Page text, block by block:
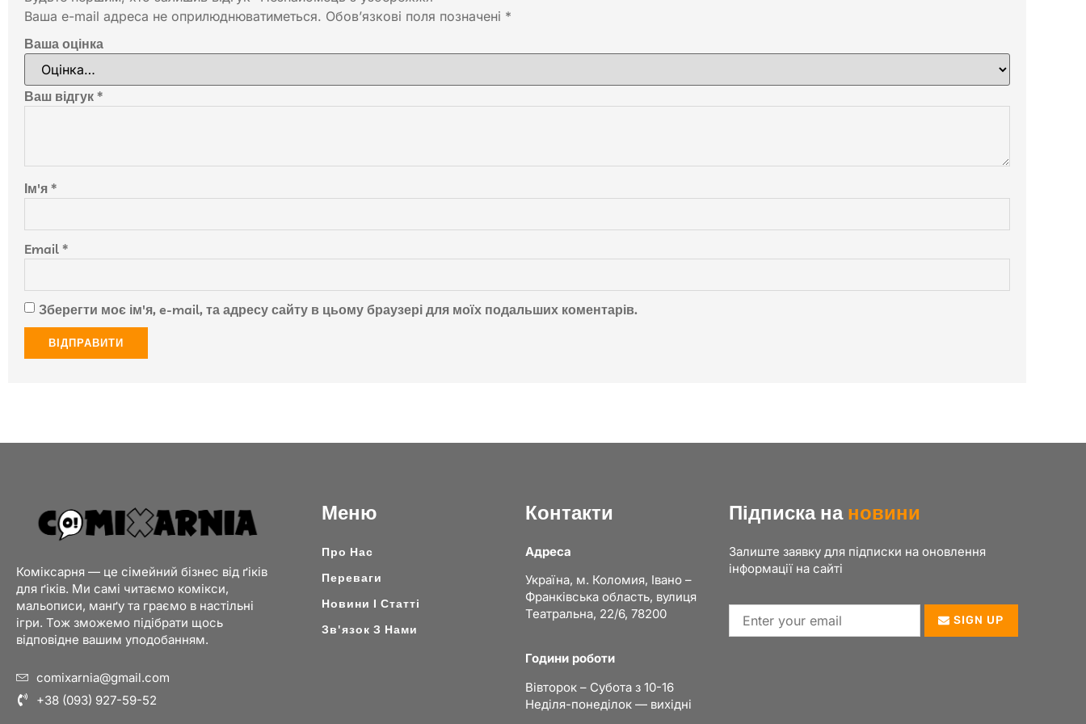
Ваша e-mail адреса не оприлюднюватиметься. Обов’язкові поля позначені *
Ваша оцінка
Ваш відгук *
Ім'я *
Email *
Зберегти моє ім'я, e-mail, та адресу сайту в цьому браузері для моїх подальших коментарів.
Коміксарня — це сімейний бізнес від ґіків
для ґіків. Ми самі читаємо комікси,
мальописи, манґу та граємо в настільні
ігри. Тож зможемо підібрати щось
відповідне вашим уподобанням.
comixarnia@gmail.com
+38 (093) 927-59-52
Меню
Про Нас
Переваги
Новини І Статті
Зв'язок З Нами
Контакти
Адреса
Україна, м. Коломия, Івано –
Франківська область, вулиця
Театральна, 22/6, 78200
Години роботи
Вівторок – Субота з 10-16
Неділя-понеділок — вихідні
Підписка на новини
Залиште заявку для підписки на оновлення
інформації на сайті
SIGN UP